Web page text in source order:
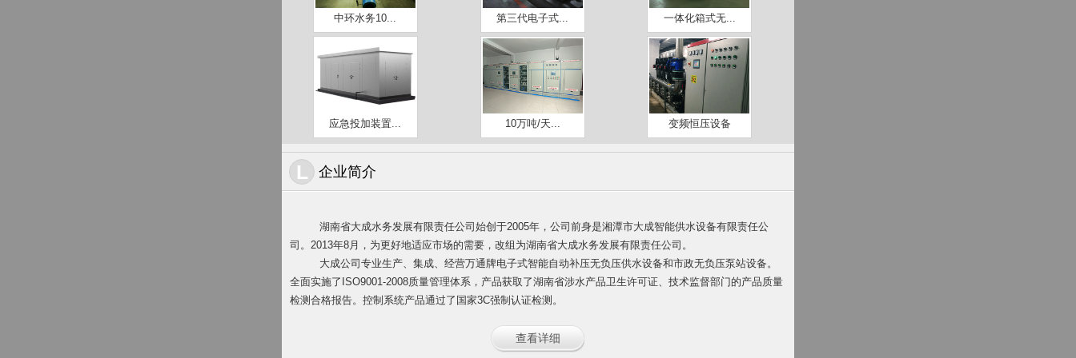
中环水务10... 第三代电子式... 一体化箱式无...
应急投加装置... 10万吨/天... 变频恒压设备
L 企业简介
湖南省大成水务发展有限责任公司始创于2005年，公司前身是湘潭市大成智能供水设备有限责任公
司。2013年8月，为更好地适应市场的需要，改组为湖南省大成水务发展有限责任公司。
大成公司专业生产、集成、经营万通牌电子式智能自动补压无负压供水设备和市政无负压泵站设备。
全面实施了ISO9001-2008质量管理体系，产品获取了湖南省涉水产品卫生许可证、技术监督部门的产品质量
检测合格报告。控制系统产品通过了国家3C强制认证检测。
查看详细